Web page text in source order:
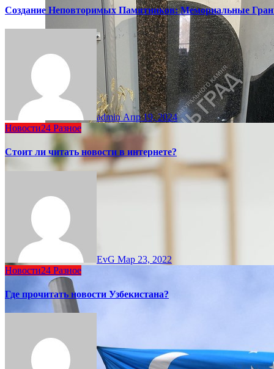
Создание Неповторимых Памятников: Мемориальные
adminАпр 19, 2024
Новости24 Разное
Стоит ли читать новости в интернете?
EvG Мар 23, 2022
Новости24 Разное
Где прочитать новости Узбекистана?